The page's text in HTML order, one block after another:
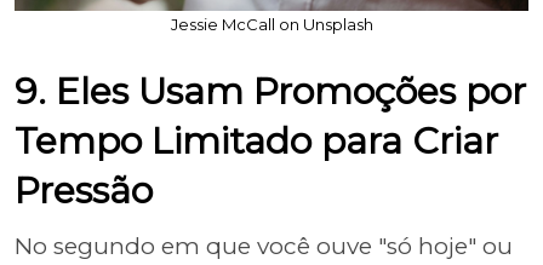
Jessie McCall on Unsplash
9. Eles Usam Promoções por
Tempo Limitado para Criar
Pressão
No segundo em que você ouve "só hoje" ou